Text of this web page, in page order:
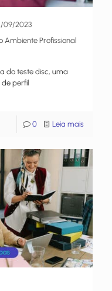
09/2023
Ambiente Profissional
do teste disc, uma
perfil
0 Leia mais